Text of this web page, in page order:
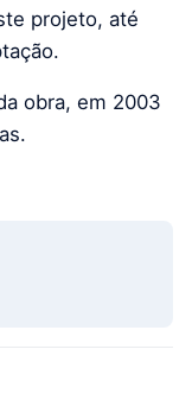
projeto, até
obra, em 2003